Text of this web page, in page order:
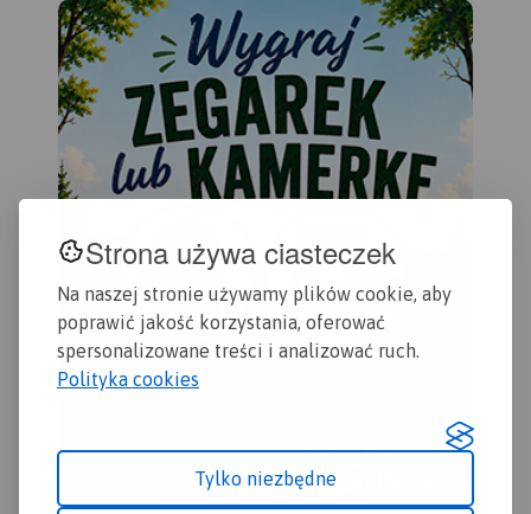
Strona używa ciasteczek
Na naszej stronie używamy plików cookie, aby
poprawić jakość korzystania, oferować
spersonalizowane treści i analizować ruch.
Polityka cookies
Tylko niezbędne
obszar ograniczony od
południowego-wschodu
Jeziorem Turawskim, od
północy sięga po Wołczyn,
natomiast od wschodu po
Brzeg.